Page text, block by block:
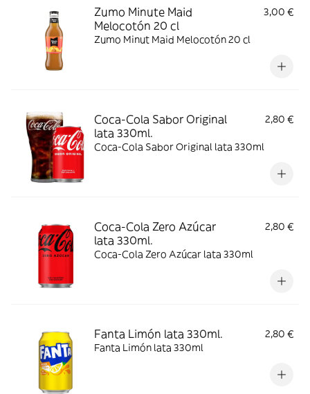
Zumo Minute Maid
Melocotón 20 cl
3,00 €
Zumo Minut Maid Melocotón 20 cl
Coca-Cola Sabor Original
lata 330ml.
2,80 €
Coca-Cola Sabor Original lata 330ml
Coca-Cola Zero Azúcar
lata 330ml.
2,80 €
Coca-Cola Zero Azúcar lata 330ml
Fanta Limón lata 330ml.
2,80 €
Fanta Limón lata 330ml